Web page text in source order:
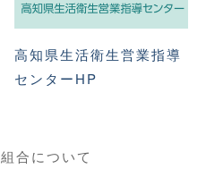
高知県生活衛生営業指導
センターHP
組合について